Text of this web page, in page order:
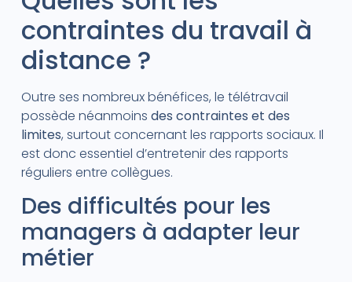
contraintes du travail à
distance ?
Outre ses nombreux bénéfices, le télétravail
possède néanmoins des contraintes et des
limites, surtout concernant les rapports sociaux. Il
est donc essentiel d’entretenir des rapports
réguliers entre collègues.
Des difficultés pour les
managers à adapter leur
métier